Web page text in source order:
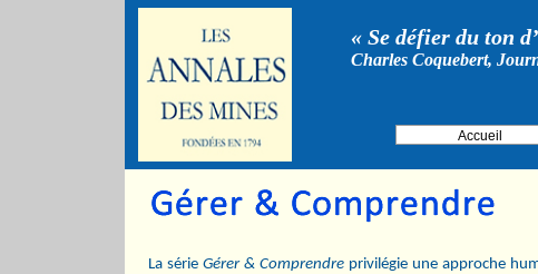
« Se défier du ton
Charles Coquebert,
Accueil
La série Gérer & Comprendre privilégie une approche